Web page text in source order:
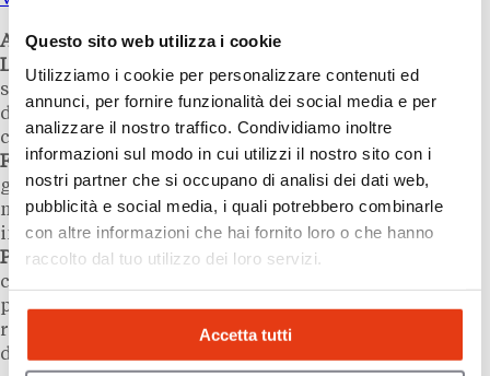
Questo sito web utilizza i cookie
Utilizziamo i cookie per personalizzare contenuti ed
annunci, per fornire funzionalità dei social media e per
analizzare il nostro traffico. Condividiamo inoltre
informazioni sul modo in cui utilizzi il nostro sito con i
nostri partner che si occupano di analisi dei dati web,
pubblicità e social media, i quali potrebbero combinarle
con altre informazioni che hai fornito loro o che hanno
raccolto dal tuo utilizzo dei loro servizi.
Accetta tutti
Andrea Maria Gregori, franchisee di
Limited Edition Art Photography
, ha descritto le
specificità di un settore in cui l’identità del brand
dipende in larga parte dalla relazione tra lo staff e il
cliente finale.Andrea Eitel Manildo, Area Manager di
Fineco Bank, ha introdotto la dimensione della
gestione territoriale, con team distribuiti e obiettivi
misurati su indicatori stringenti.Gianluca Poggio
imprenditore nel settore della ristorazione, eViviana
Parvis, fondatrice diStudio Pilates Linee
completato il quadro con settori dove il turnover del
personale e la motivazione delle risorse
rappresentano variabili critiche per la redditività
dell’affiliato.